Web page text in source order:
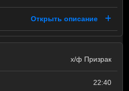
Открыть описание
х/ф Призрак
22:40